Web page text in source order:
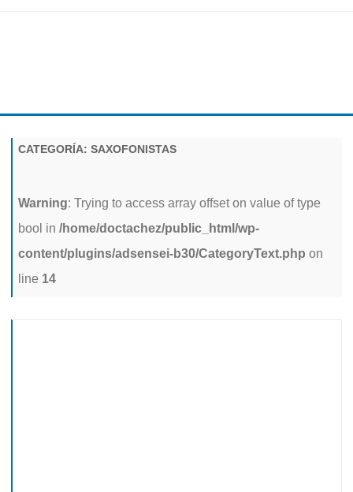
Ir
CATEGORÍA: SAXOFONISTAS
Warning: Trying to access array offset on value of type
bool in /home/doctachez/public_html/wp-
content/plugins/adsensei-b30/CategoryText.php on
line 14